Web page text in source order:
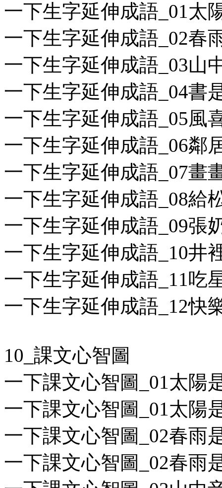
一下生字延伸成語_01太
一下生字延伸成語_02春
一下生字延伸成語_03山
一下生字延伸成語_04書
一下生字延伸成語_05風
一下生字延伸成語_06鄰
一下生字延伸成語_07畫
一下生字延伸成語_08給
一下生字延伸成語_09張
一下生字延伸成語_10井
一下生字延伸成語_11吃
一下生字延伸成語_12快
10_課文心智圖
一下課文心智圖_01太陽
一下課文心智圖_01太陽
一下課文心智圖_02春雨
一下課文心智圖_02春雨